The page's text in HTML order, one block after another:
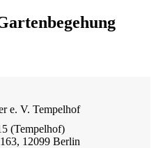
e. V. Tempelhof
(Tempelhof)
12099 Berlin